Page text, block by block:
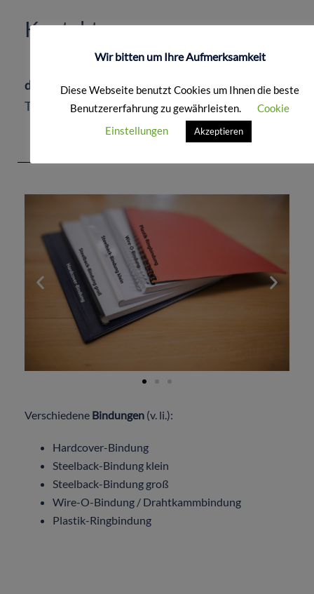
Kontakt
digital@ir-repro.de
Tel. 06103 – 93 01-18
Verschiedene Bindungen (v. li.):
Hardcover-Bindung
Steelback-Bindung klein
Steelback-Bindung groß
Wire-O-Bindung / Drahtkammbindung
Plastik-Ringbindung
Wir bitten um Ihre Aufmerksamkeit
Diese Webseite benutzt Cookies um Ihnen die beste
Benutzererfahrung zu gewährleisten.
Cookie
Einstellungen
Akzeptieren